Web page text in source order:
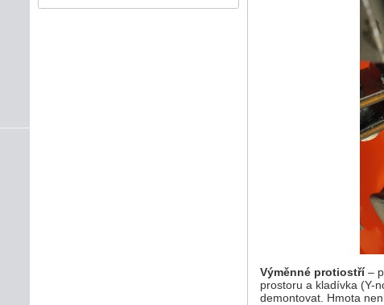
Výměnné protiostří–
prostoru a kladívka (Y-
demontovat. Hmota